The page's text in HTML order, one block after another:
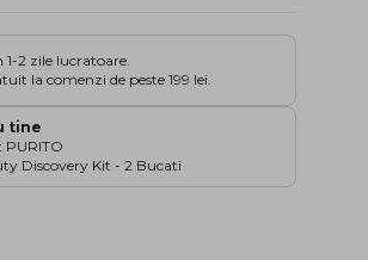
2 zile lucratoare.
la comenzi de peste 199 lei.
tine
Discovery Kit - 2 Bucati